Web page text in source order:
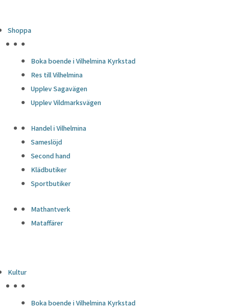
Shoppa
Boka boende i Vilhelmina Kyrkstad
Res till Vilhelmina
Upplev Sagavägen
Upplev Vildmarksvägen
Handel i Vilhelmina
Sameslöjd
Second hand
Klädbutiker
Sportbutiker
Mathantverk
Mataffärer
Kultur
Boka boende i Vilhelmina Kyrkstad